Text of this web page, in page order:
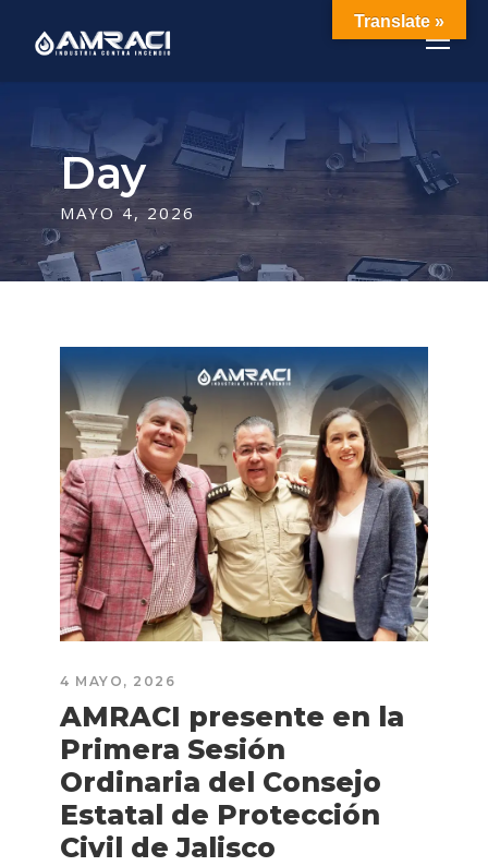
Day
MAYO 4, 2026
4 MAYO, 2026
AMRACI presente en la
Primera Sesión
Ordinaria del Consejo
Estatal de Protección
Civil de Jalisco
Translate »